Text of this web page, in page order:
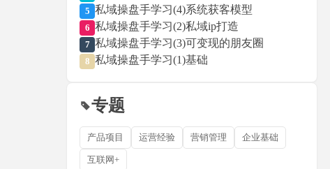
5 私域操盘手学习(4)系统获客模型
6 私域操盘手学习(2)私域ip打造
7 私域操盘手学习(3)可变现的朋友圈
8 私域操盘手学习(1)基础
专题
产品项目 运营经验 营销管理 企业基础
互联网+